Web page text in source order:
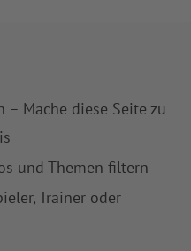
Mache diese Seite zu
und Themen filtern
Trainer oder